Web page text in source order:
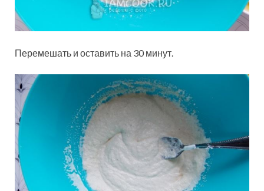
Перемешать и оставить на 30 минут.